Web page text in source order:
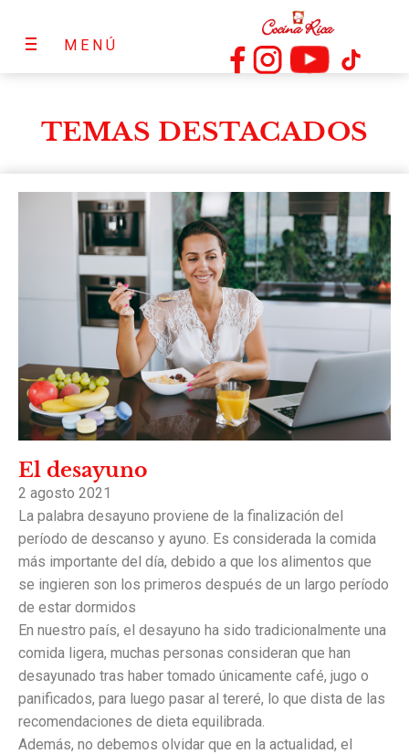
MENÚ
TEMAS DESTACADOS
El desayuno
2 agosto 2021
La palabra desayuno proviene de la finalización del
período de descanso y ayuno. Es considerada la comida
más importante del día, debido a que los alimentos que
se ingieren son los primeros después de un largo período
de estar dormidos
En nuestro país, el desayuno ha sido tradicionalmente una
comida ligera, muchas personas consideran que han
desayunado tras haber tomado únicamente café, jugo o
panificados, para luego pasar al tereré, lo que dista de las
recomendaciones de dieta equilibrada.
Además, no debemos olvidar que en la actualidad, el